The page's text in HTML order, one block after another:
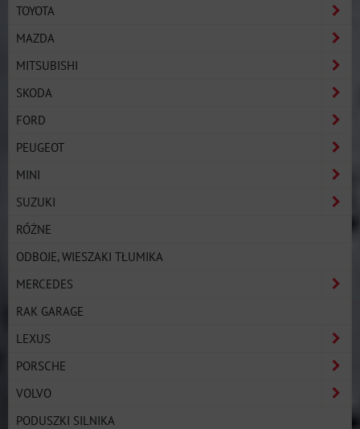
TOYOTA
MAZDA
MITSUBISHI
SKODA
FORD
PEUGEOT
MINI
SUZUKI
RÓŻNE
ODBOJE, WIESZAKI TŁUMIKA
MERCEDES
RAK GARAGE
LEXUS
PORSCHE
VOLVO
PODUSZKI SILNIKA